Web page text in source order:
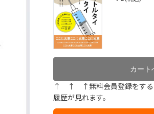
↑ ↑ ↑無料会員登録をする
履歴が見れます。